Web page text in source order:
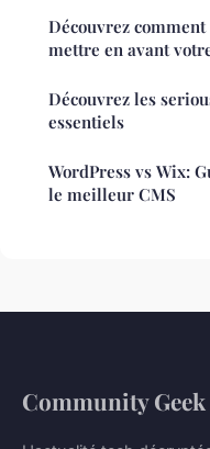
Découvrez
mettre en avant
Découvrez les
essentiels
WordPress vs Wix:
le meilleur CMS
Community Geek